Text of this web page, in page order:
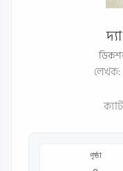
লেখক:
পৃষ্ঠা